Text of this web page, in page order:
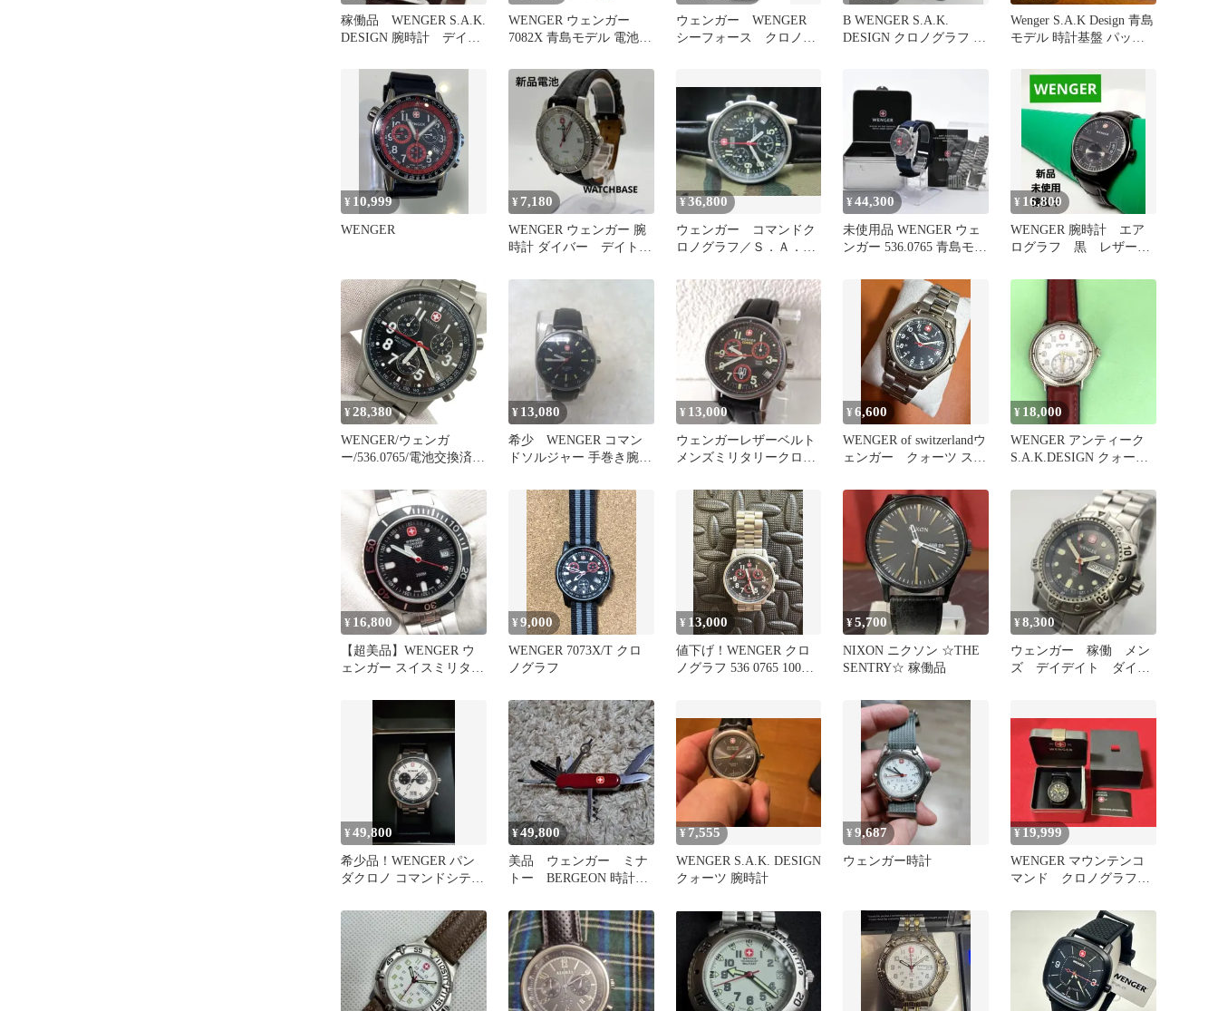
稼働品 WENGER S.A.K.
DESIGN 腕時計 デイト
WENGER ウェンガー
7082X 青島モデル 電池交
ウェンガー WENGER
シーフォース クロノ
B WENGER S.A.K.
DESIGN クロノグラフ 腕
Wenger S.A.K Design 青島
モデル 時計基盤 パッキ
¥ 10,999
WENGER
¥ 7,180
WENGER ウェンガー 腕
時計 ダイバー デイト
¥36,800
ウェンガー コマンドク
ロノグラフ／Ｓ．Ａ．Ｋ
モデル
¥44,300
未使用品 WENGER ウェ
ンガー 536.0765 青島モデ
¥ 16,800
WENGER 腕時計 エア
ログラフ 黒 レザーベ
¥28,380
WENGER/ウェンガ
ー/536.0765/電池交換済/
スイス製/1コマ付/3針/デ
イト/メンズ/腕時
計/RS2341
¥ 13,080
希少 WENGER コマン
ドソルジャー 手巻き腕時
¥ 13,000
ウェンガーレザーベルト
メンズミリタリークロノ
ボモデル
¥6,600
WENGER of switzerlandウ
ェンガー クォーツ スイ
¥ 18,000
WENGER アンティーク
S.A.K.DESIGN クォーツ
¥ 16,800
【超美品】WENGER ウ
ェンガー スイスミリタリ
¥9,000
WENGER 7073X/T クロ
ノグラフ
¥ 13,000
値下げ！WENGER クロ
ノグラフ 536 0765 100m
¥5,700
NIXON ニクソン ☆THE
SENTRY☆ 稼働品
¥8,300
ウェンガー 稼働 メン
ズ デイデイト ダイバ
¥49,800
希少品！WENGER パン
ダクロノ コマンドシティ
¥49,800
美品 ウェンガー ミナ
トー BERGEON 時計精
¥ 7,555
WENGER S.A.K. DESIGN
クォーツ 腕時計
¥9,687
ウェンガー時計
¥ 19,999
WENGER マウンテンコ
マンド クロノグラフウ
1